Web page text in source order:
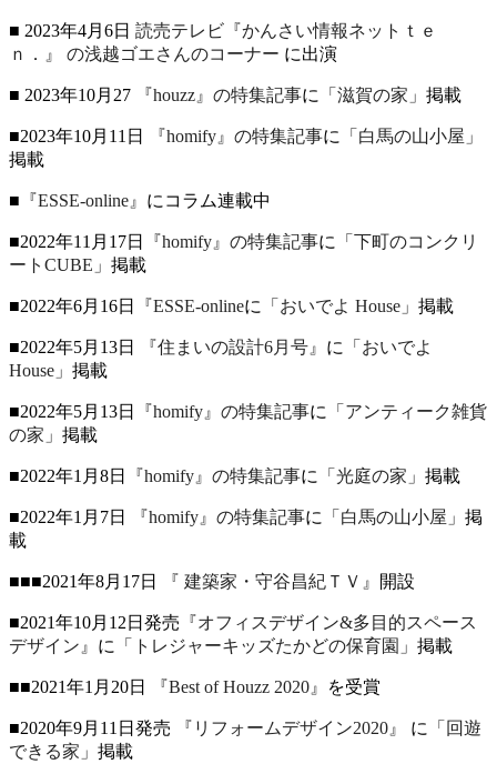
■ 2023年4月6日 読売テレビ『かんさい情報ネットｔｅ
ｎ．』 の浅越ゴエさんのコーナー に出演
■ 2023年10月27 『houzz』の特集記事に 「滋賀の家」 掲載
■2023年10月11日 『homify』の特集記事に
「白馬の山小屋」
掲載
■ 『ESSE-online』 にコラム連載中
■2022年11月17日 『homify』の特集記事に
「下町のコンクリ
ートCUBE」 掲載
■2022年6月16日 『ESSE-onlineに 「おいでよ House」 掲載
■2022年5月13日 『住まいの設計6月号』 に
「おいでよ
House」 掲載
■2022年5月13日 『homify』の特集記事に
「アンティーク雑貨
の家」 掲載
■2022年1月8日 『homify』の特集記事に 「光庭の家」 掲載
■2022年1月7日 『homify』の特集記事に 「白馬の山小屋」 掲
載
■■■2021年8月17日 『 建築家・守谷昌紀ＴＶ』 開設
■2021年10月12日発売 『オフィスデザイン&多目的スペース
デザイン』 に 「トレジャーキッズたかどの保育園」 掲載
■■2021年1月20日 『Best of Houzz 2020』 を受賞
■2020年9月11日発売 『リフォームデザイン2020』 に
「回遊
できる家」 掲載